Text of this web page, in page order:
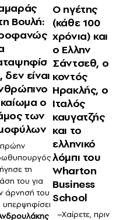
Βουλή:
δεν είναι
ο
των
τη
του για
άρνησή του
υπερψηφίσει
Ο ηγέτης
(κάθε 100
χρόνια) και
ο Ελλην
Σάντσεθ, ο
κοντός
Ηρακλής, ο
Ιταλός
καυγατζής
και το
ελληνικό
λόμπι του
Wharton
Business
School
–Χαίρετε, πριν